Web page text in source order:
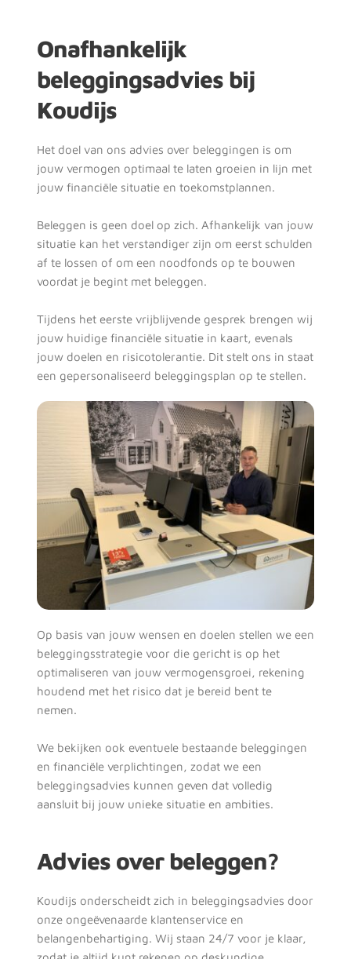
Onafhankelijk
beleggingsadvies bij
Koudijs
Het doel van ons advies over beleggingen is om
jouw vermogen optimaal te laten groeien in lijn met
jouw financiële situatie en toekomstplannen.
Beleggen is geen doel op zich. Afhankelijk van jouw
situatie kan het verstandiger zijn om eerst schulden
af te lossen of om een noodfonds op te bouwen
voordat je begint met beleggen.
Tijdens het eerste vrijblijvende gesprek brengen wij
jouw huidige financiële situatie in kaart, evenals
jouw doelen en risicotolerantie. Dit stelt ons in staat
een gepersonaliseerd beleggingsplan op te stellen.
Op basis van jouw wensen en doelen stellen we een
beleggingsstrategie voor die gericht is op het
optimaliseren van jouw vermogensgroei, rekening
houdend met het risico dat je bereid bent te
nemen.
We bekijken ook eventuele bestaande beleggingen
en financiële verplichtingen, zodat we een
beleggingsadvies kunnen geven dat volledig
aansluit bij jouw unieke situatie en ambities.
Advies over beleggen?
Koudijs onderscheidt zich in beleggingsadvies door
onze ongeëvenaarde klantenservice en
belangenbehartiging. Wij staan 24/7 voor je klaar,